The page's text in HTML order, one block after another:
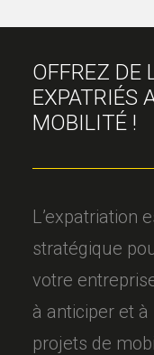
OFFREZ DE
EXPATRIÉS
MOBILITÉ !
L’expatriation
stratégique
votre
à anticiper et
projets de